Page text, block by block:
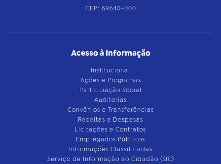
CEP: 69640-000
Acesso à Informação
Institucional
Ações e Programas
Participação Social
Auditorias
Convênios e Transferências
Receitas e Despesas
Licitações e Contratos
Empregados Públicos
Informações Classificadas
Serviço de Informação ao Cidadão (SIC)